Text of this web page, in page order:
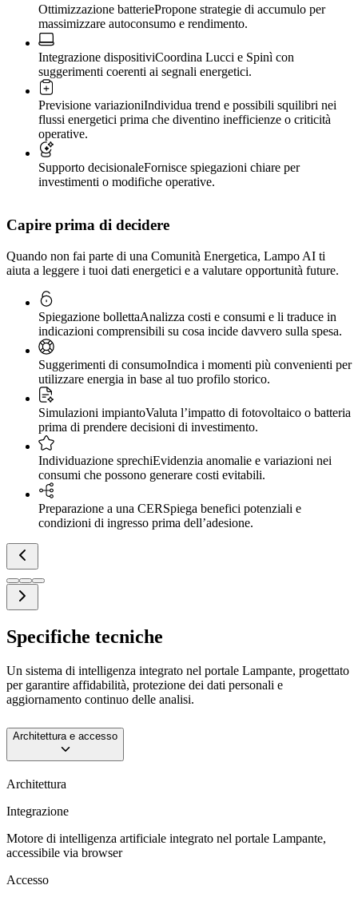
Ottimizzazione batteriePropone strategie di accumulo per
massimizzare autoconsumo e rendimento.
Integrazione dispositiviCoordina Lucci e Spinì con
suggerimenti coerenti ai segnali energetici.
Previsione variazioniIndividua trend e possibili squilibri nei
flussi energetici prima che diventino inefficienze o criticità
operative.
Supporto decisionaleFornisce spiegazioni chiare per
investimenti o modifiche operative.
Capire prima di decidere
Quando non fai parte di una Comunità Energetica, Lampo AI ti
aiuta a leggere i tuoi dati energetici e a valutare opportunità future.
Spiegazione bollettaAnalizza costi e consumi e li traduce in
indicazioni comprensibili su cosa incide davvero sulla spesa.
Suggerimenti di consumoIndica i momenti più convenienti per
utilizzare energia in base al tuo profilo storico.
Simulazioni impiantoValuta l’impatto di fotovoltaico o batteria
prima di prendere decisioni di investimento.
Individuazione sprechiEvidenzia anomalie e variazioni nei
consumi che possono generare costi evitabili.
Preparazione a una CERSpiega benefici potenziali e
condizioni di ingresso prima dell’adesione.
Specifiche tecniche
Un sistema di intelligenza integrato nel portale Lampante, progettato
per garantire affidabilità, protezione dei dati personali e
aggiornamento continuo delle analisi.
Architettura e accesso
Architettura
Integrazione
Motore di intelligenza artificiale integrato nel portale Lampante,
accessibile via browser
Accesso